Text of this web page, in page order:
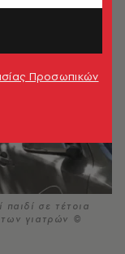
σε τέτοια
των γιατρών ©
Προσωπικών